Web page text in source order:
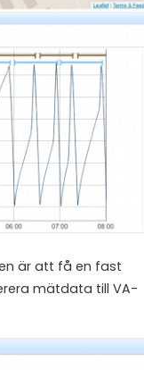
är att få en fast
mätdata till VA-